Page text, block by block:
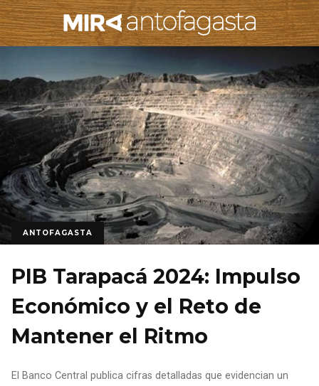
ANTOFAGASTA
PIB Tarapacá 2024: Impulso
Económico y el Reto de
Mantener el Ritmo
El Banco Central publica cifras detalladas que evidencian un